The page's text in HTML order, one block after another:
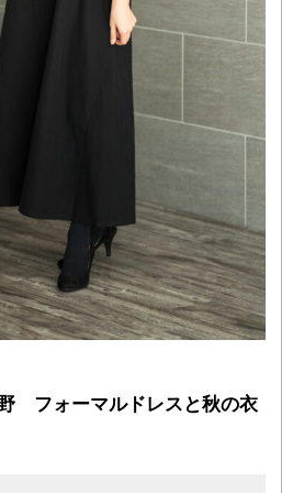
フォーマルドレスと秋の衣